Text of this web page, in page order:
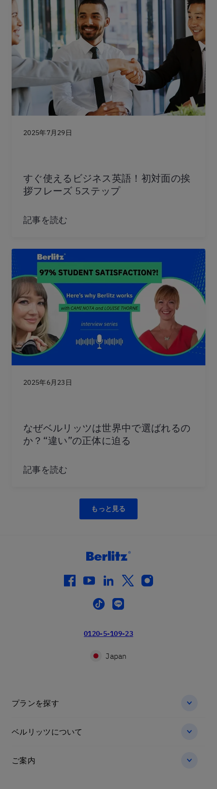
2025年7月29日
すぐ使えるビジネス英語！初対面の挨
拶フレーズ 5ステップ
記事を読む
2025年6月23日
なぜベルリッツは世界中で選ばれるの
か？“違い”の正体に迫る
記事を読む
もっと見る
facebook
youtube
linkedin
twitterinstagram
tiktok
line
0120-5-109-23
Japan
プランを探す
ベルリッツについて
ご案内